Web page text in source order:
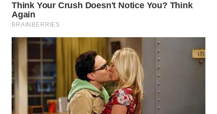
WN
KARAWANG
BEKASI
WN
BOGOR